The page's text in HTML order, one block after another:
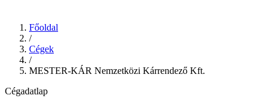
Főoldal
/
Cégek
/
MESTER-KÁR Nemzetközi Kárrendező Kft.
Cégadatlap